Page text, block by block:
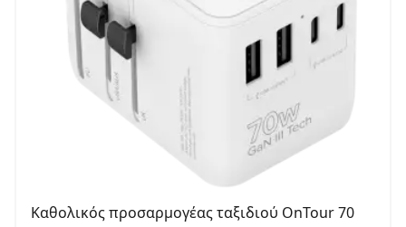
Καθολικός προσαρμογέας ταξιδιού OnTour 70